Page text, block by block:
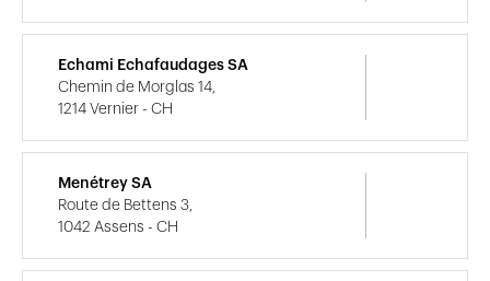
Echami Echafaudages SA
Chemin de Morglas 14,
1214 Vernier - CH
Menétrey SA
Route de Bettens 3,
1042 Assens - CH